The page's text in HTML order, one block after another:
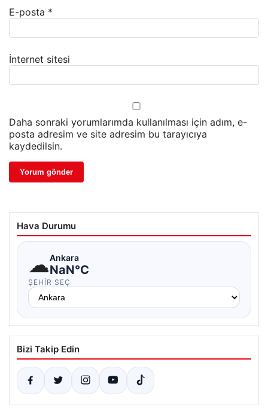
E-posta *
İnternet sitesi
Daha sonraki yorumlarımda kullanılması için adım, e-
posta adresim ve site adresim bu tarayıcıya
kaydedilsin.
Hava Durumu
☁Ankara
NaN°C
ŞEHIR SEÇ
Bizi Takip Edin